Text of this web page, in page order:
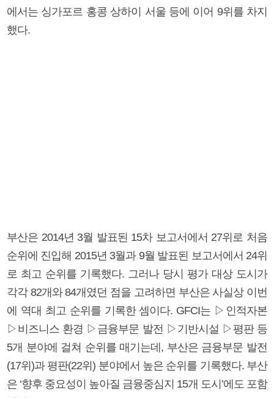
에서는 싱가포르 홍콩 상하이 서울 등에 이어 9위를 차지
했다.
부산은 2014년 3월 발표된 15차 보고서에서 27위로 처음
순위에 진입해 2015년 3월과 9월 발표된 보고서에서 24위
로 최고 순위를 기록했다. 그러나 당시 평가 대상 도시가
각각 82개와 84개였던 점을 고려하면 부산은 사실상 이번
에 역대 최고 순위를 기록한 셈이다. GFCI는 ▷인적자본
▷비즈니스 환경 ▷금융부문 발전 ▷기반시설 ▷평판 등
5개 분야에 걸쳐 순위를 매기는데, 부산은 금융부문 발전
(17위)과 평판(22위) 분야에서 높은 순위를 기록했다. 부산
은 ‘향후 중요성이 높아질 금융중심지 15개 도시’에도 포함